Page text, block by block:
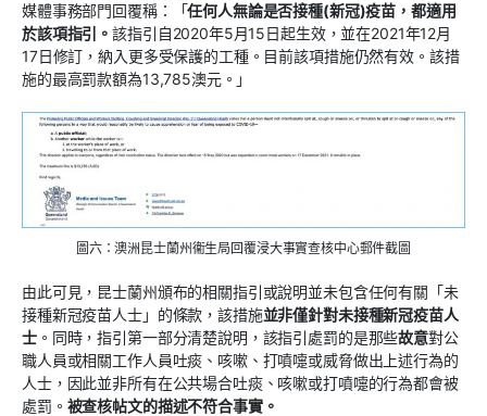
媒體事務部門回覆稱：「任何人無論是否接種(新冠)疫苗，都適用
於該項指引。該指引自2020年5月15日起生效，並在2021年12月
17日修訂，納入更多受保護的工種。目前該項措施仍然有效。該措
施的最高罰款額為13,785澳元。」
圖六：澳洲昆士蘭州衞生局回覆浸大事實查核中心郵件截圖
由此可見，昆士蘭州頒布的相關指引或說明並未包含任何有關「未
接種新冠疫苗人士」的條款，該措施並非僅針對未接種新冠疫苗人
士。同時，指引第一部分清楚說明，該指引處罰的是那些故意對公
職人員或相關工作人員吐痰、咳嗽、打噴嚏或威脅做出上述行為的
人士，因此並非所有在公共場合吐痰、咳嗽或打噴嚏的行為都會被
處罰。 被查核帖文的描述不符合事實。